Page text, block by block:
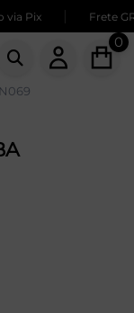
Pix Frete
0